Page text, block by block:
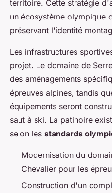
territoire. Cette stratégie
un écosystème olympique
préservant l'identité
Les infrastructures
projet. Le domaine de
des aménagements
épreuves alpines, tandis
équipements seront
saut à ski. La patinoire
selon les standards
Modernisation du
Chevalier pour les
Construction d'un